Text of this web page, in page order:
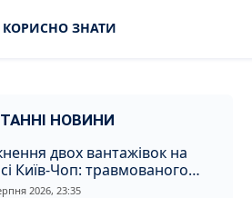
КОРИСНО ЗНАТИ
НОВИНИ
двох вантажівок на
Київ-Чоп: травмованого
забрали до лікарні
2026, 23:35